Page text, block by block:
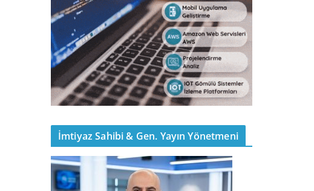
İmtiyaz Sahibi & Gen. Yayın Yönetmeni